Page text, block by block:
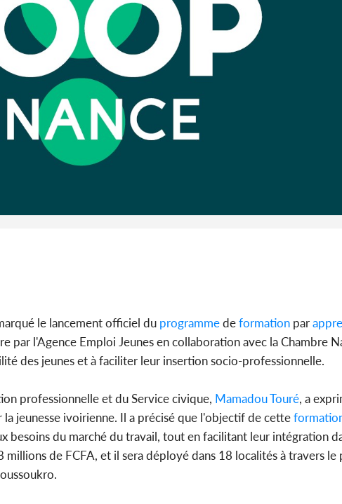
le lancement officiel du programmedeformation par
l'Agence Emploi Jeunes en collaboration avec la Chambre
des jeunes et à faciliter leur insertion socio-professionnelle.
professionnelle et du Service civique, Mamadou Touré, a
jeunesse ivoirienne. Il a précisé que l'objectif de cette
besoins du marché du travail, tout en facilitant leur intégration
de FCFA, et il sera déployé dans 18 localités à travers le